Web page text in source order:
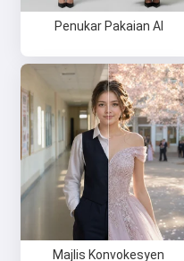
Penukar Pakaian AI
Majlis Konvokesyen